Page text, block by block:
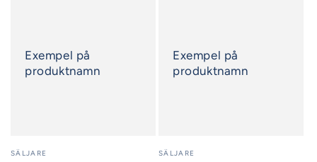
Exempel på
produktnamn
Säljare:
SÄLJARE
Exempel på
produktnamn
Säljare:
SÄLJARE